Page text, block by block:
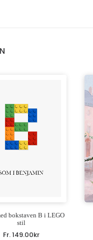
bokstaven B i LEGO
stil
Fr.149.00kr